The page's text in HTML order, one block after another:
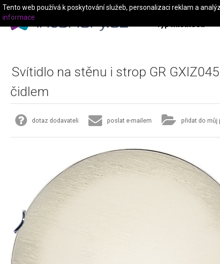
Typ místnosti
Svítidlo na stěnu i strop GR
čidlem
dotaz dodavateli poslat e-mailem přidat do můj
Tento web používá k poskytování služeb, personalizaci reklam a
informace